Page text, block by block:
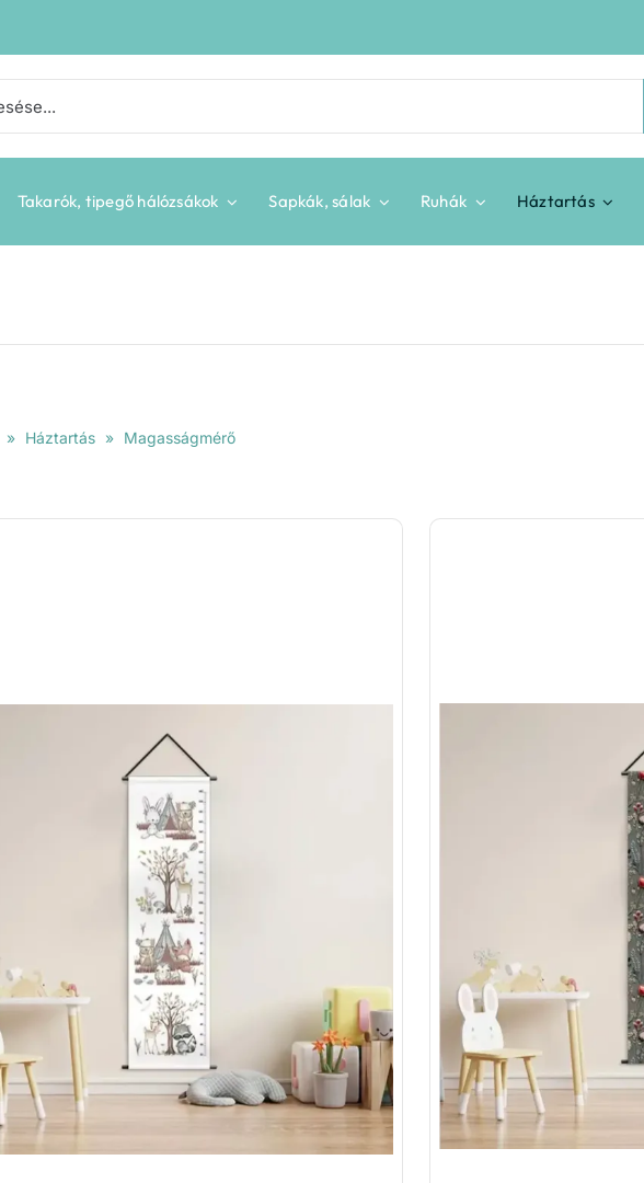
Takarók, tipegő hálózsákok Sapkák, sálak Ruhák Háztartás
» Háztartás » Magasságmérő